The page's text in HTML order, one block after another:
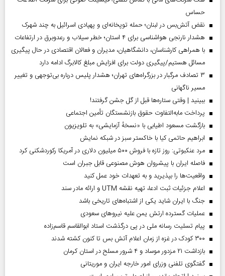
حساس
نقض آتش‌بس در لبنان؛ حمله توپخانه‌ای و پهپادی اسرائیل به چند شهرک
هشدار نارنجی هواشناسی برای ۴ استان؛ خطر سیلاب و رعدوبرق در ارتفاعات
با همراهی کارشناسان، دانشگاهیان، مدیران و فعالان اقتصادی در حال پیگیری
مسائل هستیم/پیگیری دولت برای افزایش مبلغ کالابرگ ادامه دارد
۳ تصادف مرگبار در بزرگراه‌های تهران؛ هشدار پلیس درباره بی‌توجهی و تغییر
مسیر ناگهانی
ببینید | وقتی ستاره‌ها قبل از گل جشن گرفتند!
پرداخت مابه‌التفاوت حقوق بازنشستگان تأمین اجتماعی
بازگشت مسعود اطیابی با «نسخهٔ آزمایشی» به تلویزیون
ابراهیم حاتمی کیا با خاکستر سبز در شبکه نمایش
مرد عنکبوتی: روز تازه با فروش ۵۰۰ میلیون دلاری در آمریکا رکوردشکنی کرد
فاصله ایران با پیشرو‌ان هوش مصنوعی قابل جبران است
واقعیت‌ها را بپذیرید و به تعهدات خود عمل کنید
اعلام جزئیات ثبت ادعا، تهیه نقشه UTM و ارائه مادر سند
جنگ با ایران شاید یکی از اشتباه‌های تاریخی باشد
عملیات گسترده ارتش یمن علیه نیروهای سعودی
پیام تسلیت رسانه ملی در پی درگذشت استاد ابوالقاسم قاسم‌زاده
۳۰۰ کودک در غزه از زمان اعلام آتش بس تا کنون کشته شدند
بازداشت ۲۱ مزدور موساد و ۴ شرور مسلح در استان کرمان
گفتگوی تلفنی وزرای امور خارجه ایران و موریتانی